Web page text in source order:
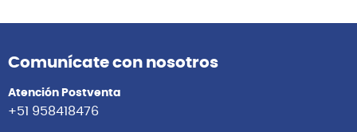
Comunícate con nosotros
Atención Postventa
+51 958418476